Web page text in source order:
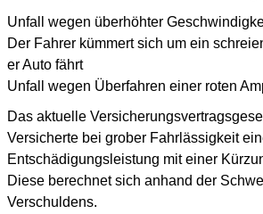
Unfall wegen überhöhter
Der Fahrer kümmert sich um ein
er Auto fährt
Unfall wegen Überfahren einer roten
Das aktuelle
Versicherte bei grober Fahrlässigkeit
Entschädigungsleistung mit einer
Diese berechnet sich anhand der
Verschuldens.